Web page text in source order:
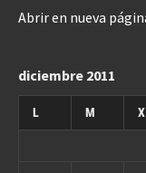
Abrir en nueva
diciembre 2011
L M X